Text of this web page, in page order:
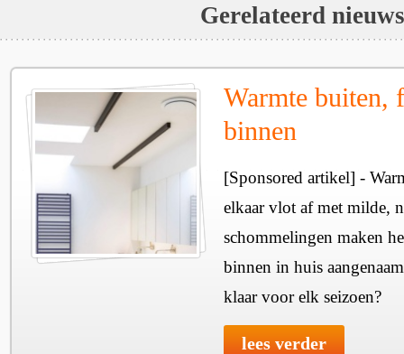
Gerelateerd nieuws
Warmte buiten,
binnen
[Sponsored artikel] -
elkaar vlot af met milde,
schommelingen maken
binnen in huis
klaar voor elk seizoen?
lees verder